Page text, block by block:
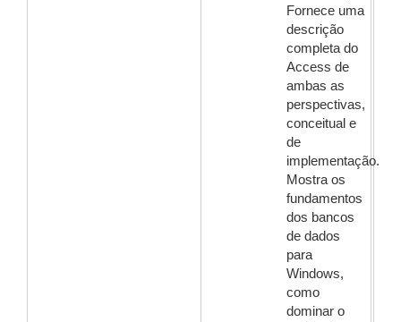
Fornece uma
descrição
completa do
Access de
ambas as
perspectivas,
conceitual e
de
implementação.
Mostra os
fundamentos
dos bancos
de dados
para
Windows,
como
dominar o